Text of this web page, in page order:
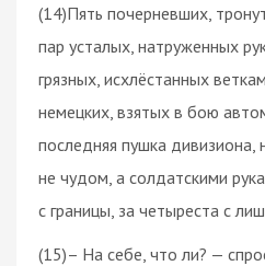
(14)Пять почерневших,
пар усталых, натруженных
грязных, исхлёстанных
немецких, взятых в бою
последняя пушка дивизиона,
не чудом, а солдатскими
с границы, за четыреста с
(15)– На себе, что ли? —